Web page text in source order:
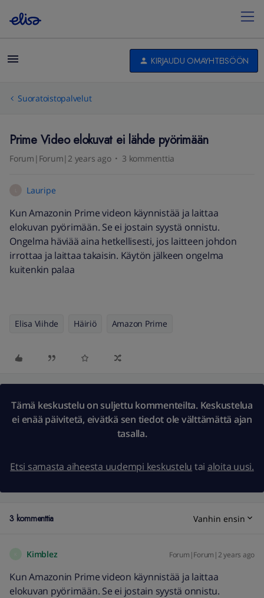
KIRJAUDU OMAYHTEISÖÖN
Suoratoistopalvelut
Prime Video elokuvat ei lähde pyörimään
Forum|Forum|2 years ago 3 kommenttia
Lauripe
Kun Amazonin Prime videon käynnistää ja laittaa
elokuvan pyörimään. Se ei jostain syystä onnistu.
Ongelma häviää aina hetkellisesti, jos laitteen johdon
irrottaa ja laittaa takaisin. Käytön jälkeen ongelma
kuitenkin palaa
Elisa Viihde Häiriö Amazon Prime
Tämä keskustelu on suljettu kommenteilta. Keskustelua
ei enää päivitetä, eivätkä sen tiedot ole välttämättä ajan
tasalla.
Etsi samasta aiheesta uudempi keskustelu tai aloita uusi.
3 kommenttia Vanhin ensin
Kimblez Forum|Forum|2 years ago
Kun Amazonin Prime videon käynnistää ja laittaa
elokuvan pyörimään. Se ei jostain syystä onnistu.